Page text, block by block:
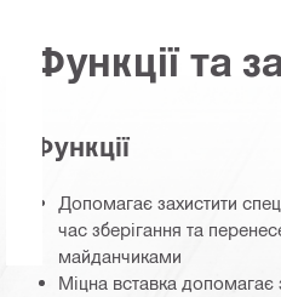
Функції та
Функції
Допомагає захистити
час зберігання та
майданчиками
Міцна вставка допомагає